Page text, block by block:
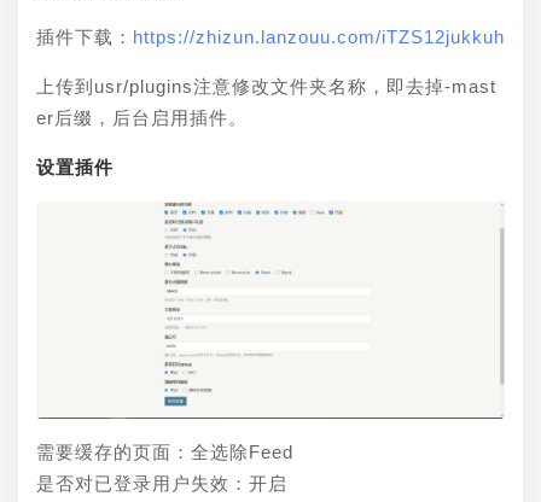
插件下载： https://zhizun.lanzouu.com/iTZS12jukkuh
上传到usr/plugins注意修改文件夹名称，即去掉-mast
er后缀，后台启用插件。
设置插件
需要缓存的页面：全选除Feed
是否对已登录用户失效：开启